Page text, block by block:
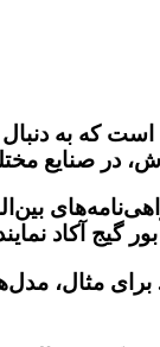
که به
در صنایع
گیج آکاد
مثال،